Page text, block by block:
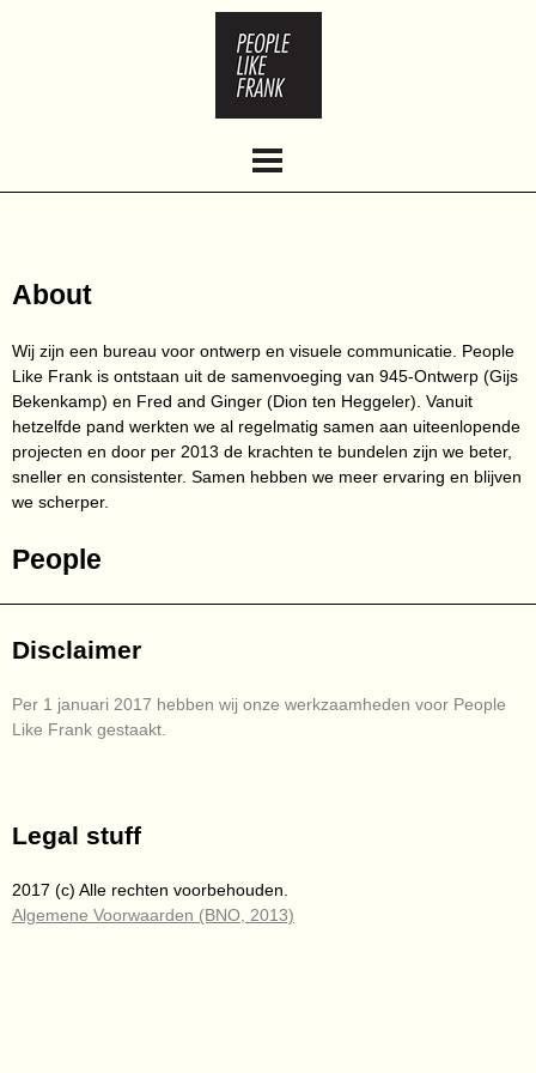
CONTACT
About
Wij zijn een bureau voor ontwerp en visuele communicatie. People
Like Frank is ontstaan uit de samenvoeging van 945-Ontwerp (Gijs
Bekenkamp) en Fred and Ginger (Dion ten Heggeler). Vanuit
hetzelfde pand werkten we al regelmatig samen aan uiteenlopende
projecten en door per 2013 de krachten te bundelen zijn we beter,
sneller en consistenter. Samen hebben we meer ervaring en blijven
we scherper.
People
Disclaimer
Per 1 januari 2017 hebben wij onze werkzaamheden voor People
Like Frank gestaakt.
Legal stuff
2017 (c) Alle rechten voorbehouden.
Algemene Voorwaarden (BNO, 2013)